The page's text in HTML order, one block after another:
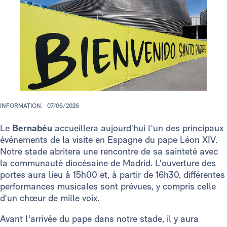
INFORMATION. 07/06/2026
Le Bernabéu accueillera aujourd'hui l'un des principaux
événements de la visite en Espagne du pape Léon XIV.
Notre stade abritera une rencontre de sa sainteté avec
la communauté diocésaine de Madrid. L'ouverture des
portes aura lieu à 15h00 et, à partir de 16h30, différentes
performances musicales sont prévues, y compris celle
d'un chœur de mille voix.
Avant l'arrivée du pape dans notre stade, il y aura